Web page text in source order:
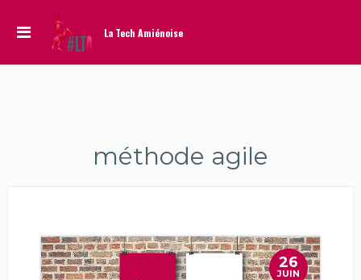
La Tech Amiénoise
méthode agile
26
JUIN